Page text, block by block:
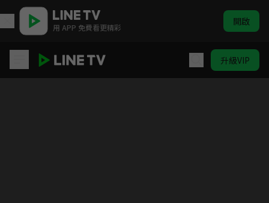
用 APP 免費看更精彩 開啟
升級VIP